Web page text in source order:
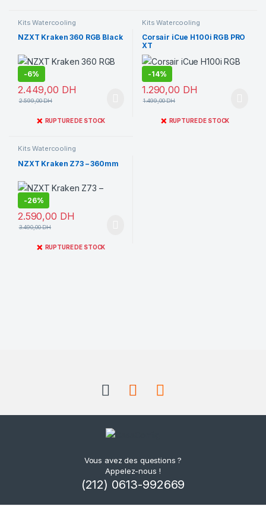
Kits Watercooling
NZXT Kraken 360 RGB Black
-6%
2.449,00 DH
2.599,00DH
❌ RUPTURE DE STOCK
Kits Watercooling
Corsair iCue H100i RGB PRO
XT
-14%
1.290,00 DH
1.499,00DH
❌ RUPTURE DE STOCK
Kits Watercooling
NZXT Kraken Z73 – 360mm
-26%
2.590,00 DH
3.490,00DH
❌ RUPTURE DE STOCK
Vous avez des questions ?
Appelez-nous !
(212) 0613-992669